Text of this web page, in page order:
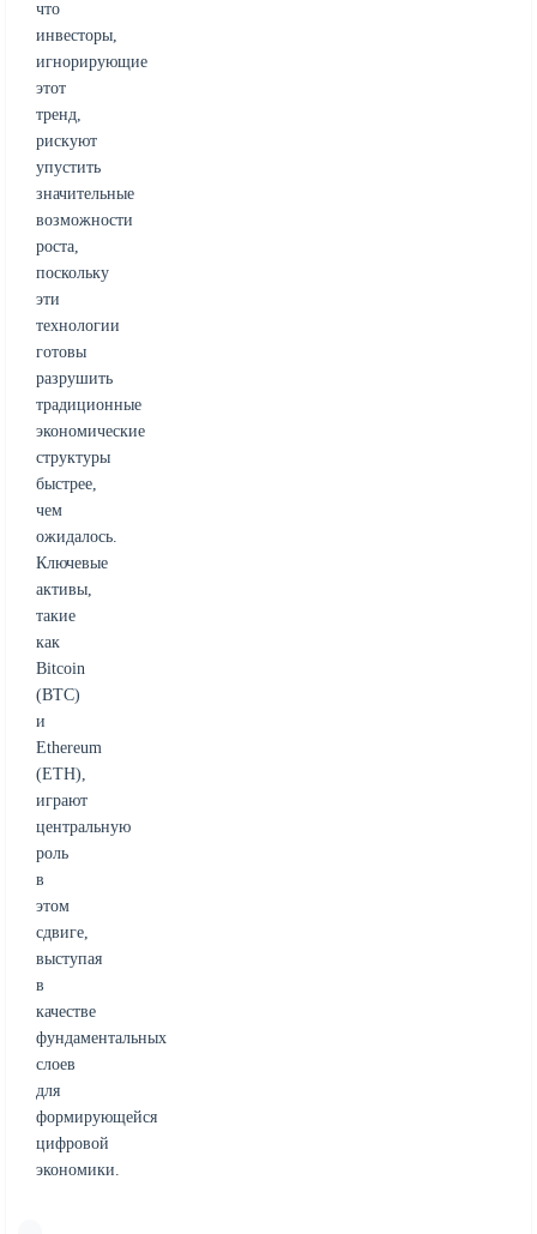
что
инвесторы,
игнорирующие
этот
тренд,
рискуют
упустить
значительные
возможности
роста,
поскольку
эти
технологии
готовы
разрушить
традиционные
экономические
структуры
быстрее,
чем
ожидалось.
Ключевые
активы,
такие
как
Bitcoin
(BTC)
и
Ethereum
(ETH),
играют
центральную
роль
в
этом
сдвиге,
выступая
в
качестве
фундаментальных
слоев
для
формирующейся
цифровой
экономики.